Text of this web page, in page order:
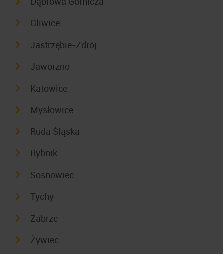
Gliwice
Jastrzębie-Zdrój
Jaworzno
Katowice
Mysłowice
Ruda Śląska
Rybnik
Sosnowiec
Tychy
Zabrze
Żywiec